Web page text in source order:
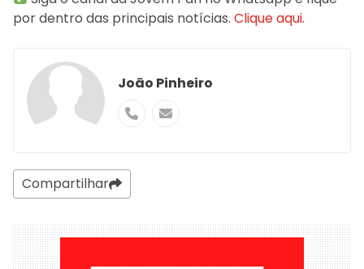
por dentro das principais notícias. Clique aqui.
João Pinheiro
Compartilhar